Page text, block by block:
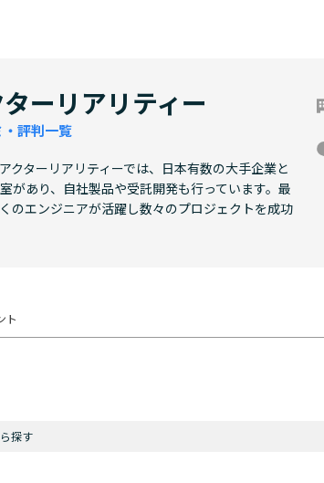
ーリアリティー
評判一覧
クターリアリティーでは、日本有数の大手企業と
があり、自社製品や受託開発も行っています。最
のエンジニアが活躍し数々のプロジェクトを成功
ト
探す